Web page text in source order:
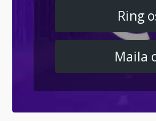
Ring
Maila